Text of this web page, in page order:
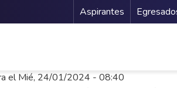
Menu
Aspirantes
elMié, 24/01/2024 - 08:40